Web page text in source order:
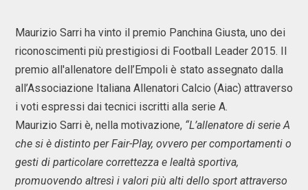
Maurizio Sarri ha vinto il premio Panchina Giusta, uno dei
riconoscimenti più prestigiosi di Football Leader 2015. Il
premio all'allenatore dell’Empoli è stato assegnato dalla
all’Associazione Italiana Allenatori Calcio (Aiac) attraverso
i voti espressi dai tecnici iscritti alla serie A.
Maurizio Sarri è, nella motivazione, “L’allenatore di serie A
che si è distinto per Fair-Play, ovvero per comportamenti o
gesti di particolare correttezza e lealtà sportiva,
promuovendo altresì i valori più alti dello sport attraverso